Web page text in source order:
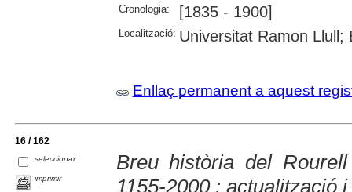
Cronologia: [1835 - 1900]
Localització: Universitat Ramon
Enllaç permanent a aquest
16 / 162
seleccionar
imprimir
Breu història del
1155-2000 : actualització